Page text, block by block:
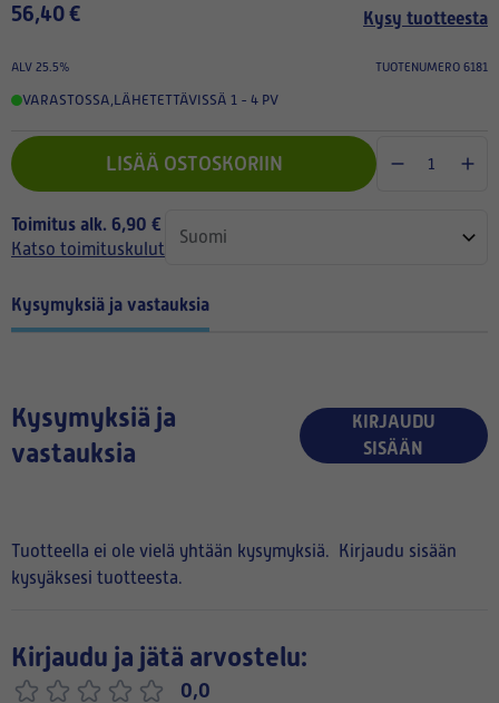
56,40 € Kysy tuotteesta
ALV 25.5% TUOTENUMERO 6181
VARASTOSSA,LÄHETETTÄVISSÄ 1 - 4 PV
LISÄÄ OSTOSKORIIN
Toimitus alk. 6,90 €
Katso toimituskulut
Kysymyksiä ja vastauksia
Kysymyksiä ja
vastauksia
KIRJAUDU
SISÄÄN
Tuotteella ei ole vielä yhtään kysymyksiä.
Kirjaudu sisään
kysyäksesi tuotteesta.
Kirjaudu ja jätä arvostelu:
0,0